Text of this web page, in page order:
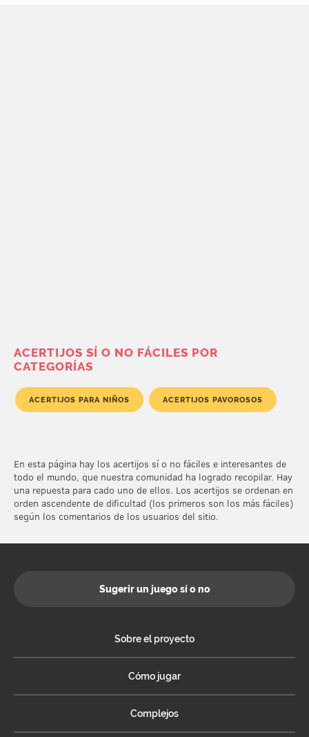
ACERTIJOS SÍ O NO FÁCILES POR
CATEGORÍAS
ACERTIJOS PARA NIÑOS ACERTIJOS PAVOROSOS
En esta página hay los acertijos sí o no fáciles e interesantes de
todo el mundo, que nuestra comunidad ha logrado recopilar. Hay
una repuesta para cado uno de ellos. Los acertijos se ordenan en
orden ascendente de dificultad (los primeros son los más fáciles)
según los comentarios de los usuarios del sitio.
Sugerir un juego sí o no
Sobre el proyecto
Cómo jugar
Complejos